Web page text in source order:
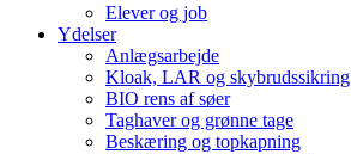
Elever og job
Ydelser
Anlægsarbejde
Kloak, LAR og skybrudssikring
BIO rens af søer
Taghaver og grønne tage
Beskæring og topkapning